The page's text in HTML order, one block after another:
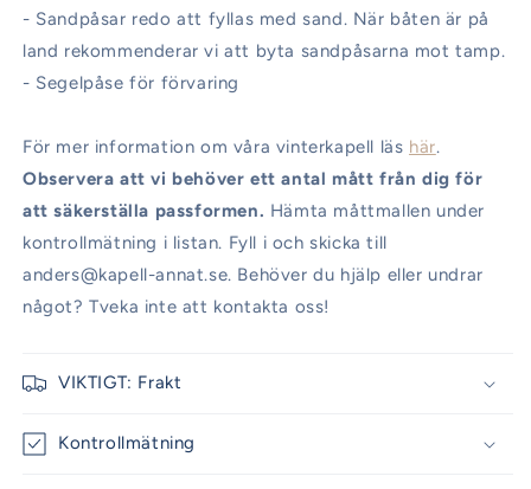
- Sandpåsar redo att fyllas med sand. När båten är på
land rekommenderar vi att byta sandpåsarna mot tamp.
- Segelpåse för förvaring
För mer information om våra vinterkapell läs här.
Observera att vi behöver ett antal mått från dig för
att säkerställa passformen. Hämta måttmallen under
kontrollmätning i listan. Fyll i och skicka till
anders@kapell-annat.se. Behöver du hjälp eller undrar
något? Tveka inte att kontakta oss!
VIKTIGT: Frakt
Kontrollmätning